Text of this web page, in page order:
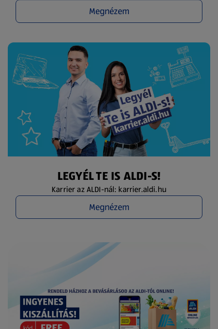
Megnézem
LEGYÉL TE IS ALDI-S!
Karrier az ALDI-nál: karrier.aldi.hu
Megnézem